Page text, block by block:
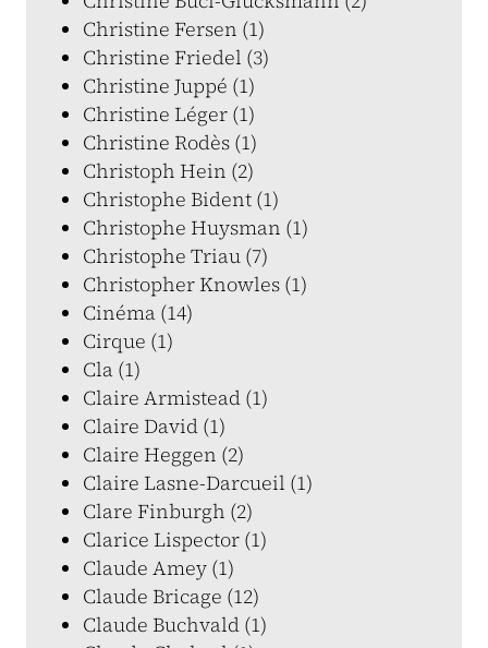
Christine Fersen (1)
Christine Friedel (3)
Christine Juppé (1)
Christine Léger (1)
Christine Rodès (1)
Christoph Hein (2)
Christophe Bident (1)
Christophe Huysman (1)
Christophe Triau (7)
Christopher Knowles (1)
Cinéma (14)
Cirque (1)
Cla (1)
Claire Armistead (1)
Claire David (1)
Claire Heggen (2)
Claire Lasne-Darcueil (1)
Clare Finburgh (2)
Clarice Lispector (1)
Claude Amey (1)
Claude Bricage (12)
Claude Buchvald (1)